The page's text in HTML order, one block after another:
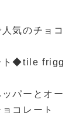
気のチョコ
ト◆tile frigg
パーとオー
コレート